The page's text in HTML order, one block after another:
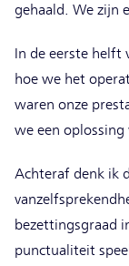
gehaald. We zijn
In de eerste helft
hoe we het
waren onze
we een oplossing
Achteraf denk ik
bezettingsgraad
punctualiteit